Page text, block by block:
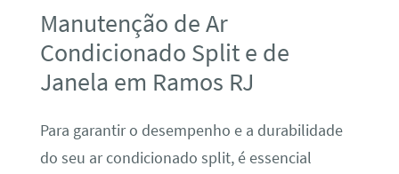
Manutenção de Ar
Condicionado Split e de
Janela em Ramos RJ
Para garantir o desempenho e a durabilidade
do seu ar condicionado split, é essencial